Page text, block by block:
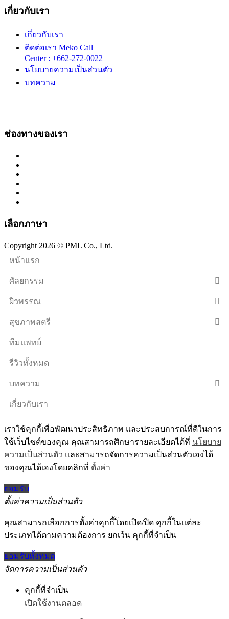
เกี่ยวกับเรา
เกี่ยวกับเรา
ติดต่อเรา Meko Call
Center : +662-272-0022
นโยบายความเป็นส่วนตัว
บทความ
ช่องทางของเรา
เลือกภาษา
Copyright 2026 © PML Co., Ltd.
หน้าแรก
ศัลยกรรม
ผิวพรรณ
สุขภาพสตรี
ทีมแพทย์
รีวิวทั้งหมด
บทความ
เกี่ยวกับเรา
เราใช้คุกกี้เพื่อพัฒนาประสิทธิภาพ และประสบการณ์ที่ดีในการ
ใช้เว็บไซต์ของคุณ คุณสามารถศึกษารายละเอียดได้ที่ นโยบาย
ความเป็นส่วนตัว และสามารถจัดการความเป็นส่วนตัวเองได้
ของคุณได้เองโดยคลิกที่ ตั้งค่า
ยอมรับ
ตั้งค่าความเป็นส่วนตัว
คุณสามารถเลือกการตั้งค่าคุกกี้โดยเปิด/ปิด คุกกี้ในแต่ละ
ประเภทได้ตามความต้องการ ยกเว้น คุกกี้ที่จำเป็น
ยอมรับทั้งหมด
จัดการความเป็นส่วนตัว
คุกกี้ที่จำเป็น
เปิดใช้งานตลอด